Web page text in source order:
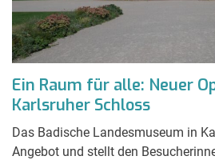
Ein Raum für alle: Neuer
Karlsruher Schloss
Das Badische Landesmuseum in
Angebot und stellt den